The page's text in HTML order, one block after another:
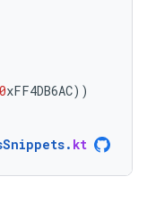
0xFF4DB6AC))
. kt